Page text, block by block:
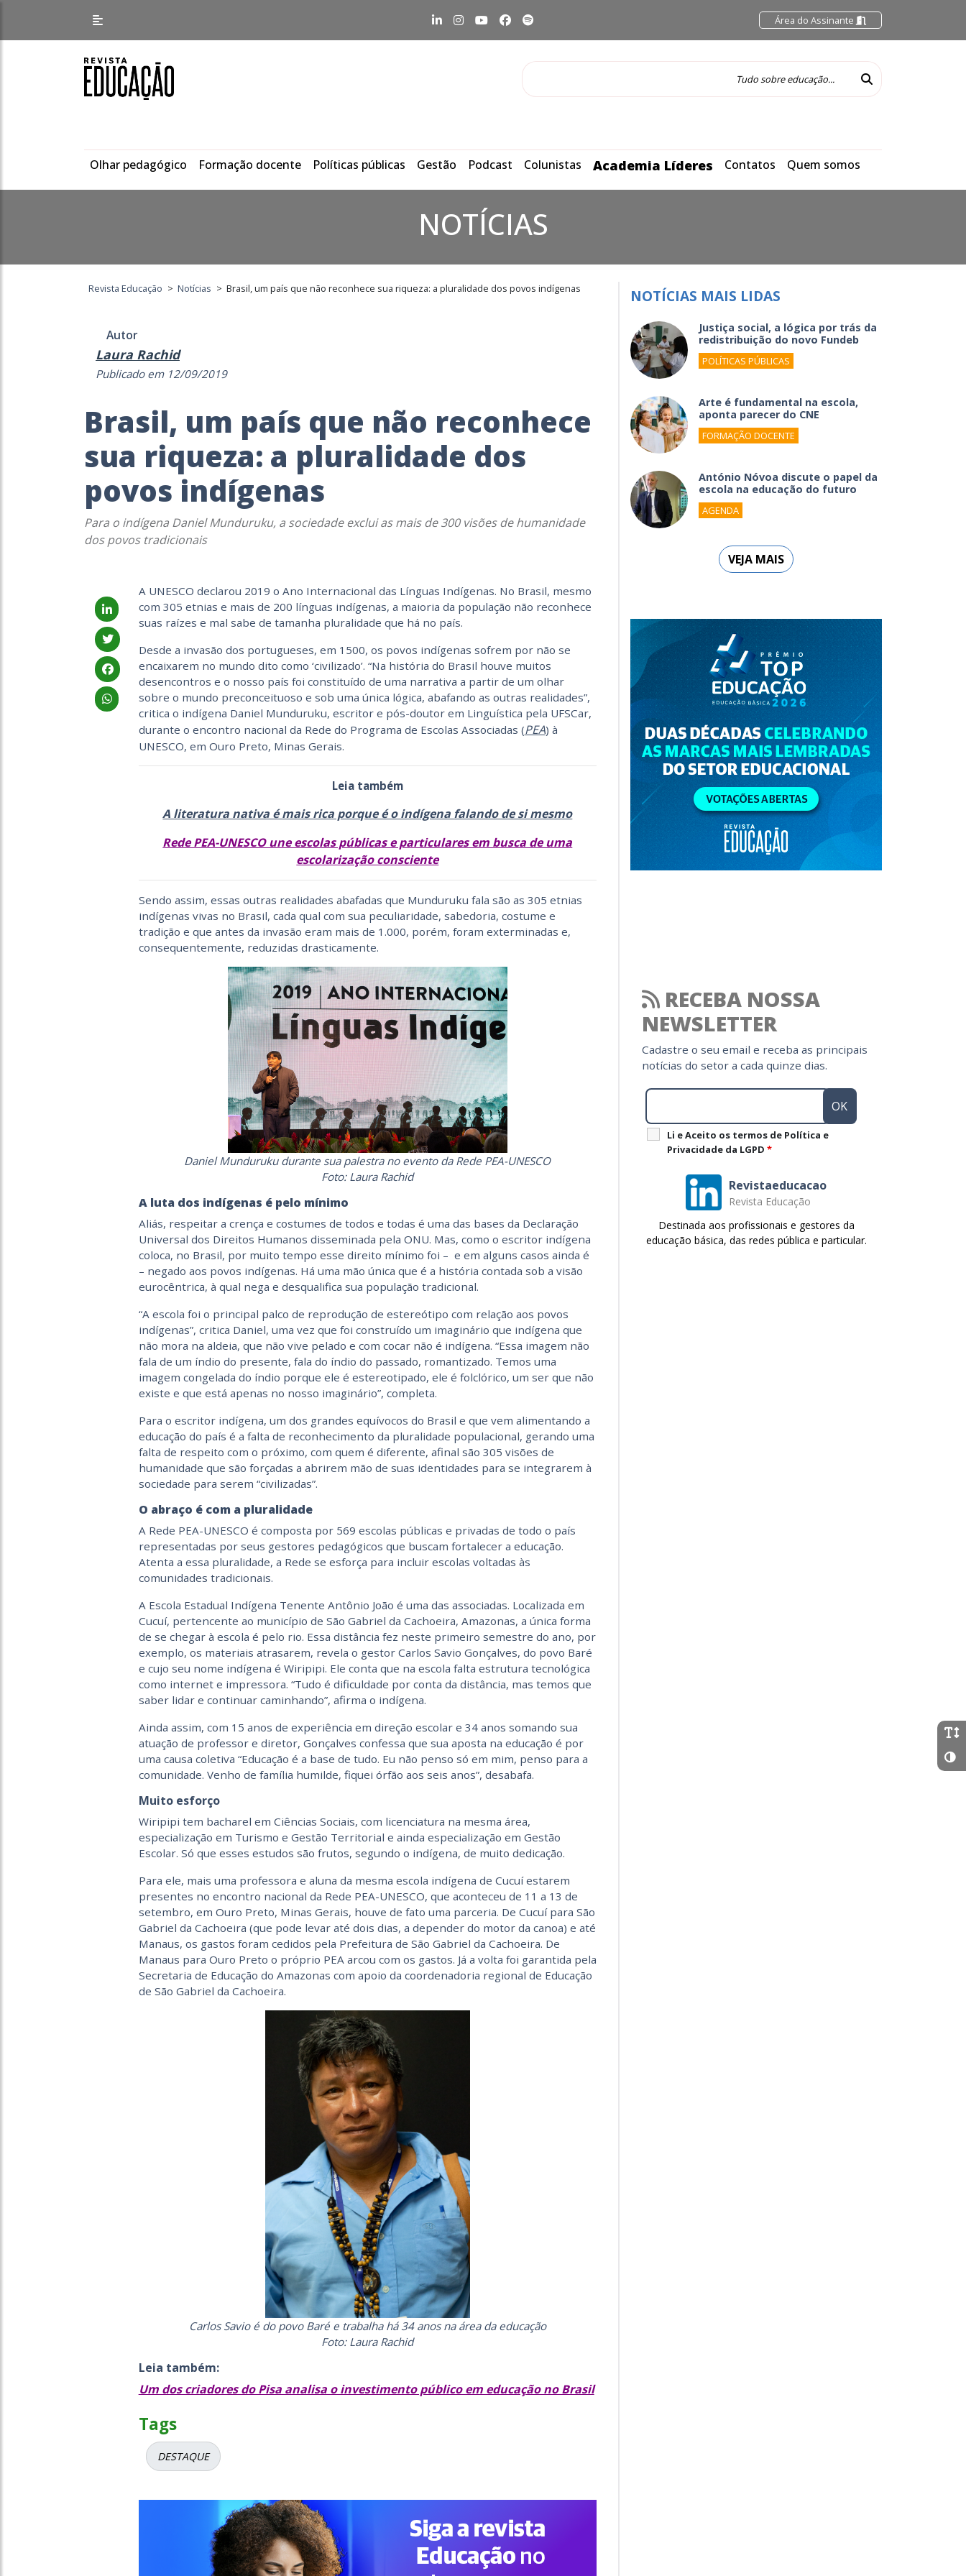
Área do Assinante
Olhar pedagógico Formação docente Políticas públicas Gestão Podcast Colunistas Academia Líderes Contatos Quem somos
NOTÍCIAS
Revista Educação > Notícias > Brasil, um país que não reconhece sua riqueza: a pluralidade dos povos indígenas
Autor
Laura Rachid
Publicado em 12/09/2019
Brasil, um país que não reconhece
sua riqueza: a pluralidade dos
povos indígenas
Para o indígena Daniel Munduruku, a sociedade exclui as mais de 300 visões de humanidade
dos povos tradicionais
A UNESCO declarou 2019 o Ano Internacional das Línguas Indígenas. No Brasil, mesmo
com 305 etnias e mais de 200 línguas indígenas, a maioria da população não reconhece
suas raízes e mal sabe de tamanha pluralidade que há no país.
Desde a invasão dos portugueses, em 1500, os povos indígenas sofrem por não se
encaixarem no mundo dito como ‘civilizado’. “Na história do Brasil houve muitos
desencontros e o nosso país foi constituído de uma narrativa a partir de um olhar
sobre o mundo preconceituoso e sob uma única lógica, abafando as outras realidades”,
critica o indígena Daniel Munduruku, escritor e pós-doutor em Linguística pela UFSCar,
durante o encontro nacional da Rede do Programa de Escolas Associadas (PEA) à
UNESCO, em Ouro Preto, Minas Gerais.
Leia também
A literatura nativa é mais rica porque é o indígena falando de si mesmo
Rede PEA-UNESCO une escolas públicas e particulares em busca de uma
escolarização consciente
Sendo assim, essas outras realidades abafadas que Munduruku fala são as 305 etnias
indígenas vivas no Brasil, cada qual com sua peculiaridade, sabedoria, costume e
tradição e que antes da invasão eram mais de 1.000, porém, foram exterminadas e,
consequentemente, reduzidas drasticamente.
Daniel Munduruku durante sua palestra no evento da Rede PEA-UNESCO
Foto: Laura Rachid
A luta dos indígenas é pelo mínimo
Aliás, respeitar a crença e costumes de todos e todas é uma das bases da Declaração
Universal dos Direitos Humanos disseminada pela ONU. Mas, como o escritor indígena
coloca, no Brasil, por muito tempo esse direito mínimo foi – e em alguns casos ainda é
– negado aos povos indígenas. Há uma mão única que é a história contada sob a visão
eurocêntrica, à qual nega e desqualifica sua população tradicional.
“A escola foi o principal palco de reprodução de estereótipo com relação aos povos
indígenas”, critica Daniel, uma vez que foi construído um imaginário que indígena que
não mora na aldeia, que não vive pelado e com cocar não é indígena. “Essa imagem não
fala de um índio do presente, fala do índio do passado, romantizado. Temos uma
imagem congelada do índio porque ele é estereotipado, ele é folclórico, um ser que não
existe e que está apenas no nosso imaginário”, completa.
Para o escritor indígena, um dos grandes equívocos do Brasil e que vem alimentando a
educação do país é a falta de reconhecimento da pluralidade populacional, gerando uma
falta de respeito com o próximo, com quem é diferente, afinal são 305 visões de
humanidade que são forçadas a abrirem mão de suas identidades para se integrarem à
sociedade para serem “civilizadas”.
O abraço é com a pluralidade
A Rede PEA-UNESCO é composta por 569 escolas públicas e privadas de todo o país
representadas por seus gestores pedagógicos que buscam fortalecer a educação.
Atenta a essa pluralidade, a Rede se esforça para incluir escolas voltadas às
comunidades tradicionais.
A Escola Estadual Indígena Tenente Antônio João é uma das associadas. Localizada em
Cucuí, pertencente ao município de São Gabriel da Cachoeira, Amazonas, a única forma
de se chegar à escola é pelo rio. Essa distância fez neste primeiro semestre do ano, por
exemplo, os materiais atrasarem, revela o gestor Carlos Savio Gonçalves, do povo Baré
e cujo seu nome indígena é Wiripipi. Ele conta que na escola falta estrutura tecnológica
como internet e impressora. “Tudo é dificuldade por conta da distância, mas temos que
saber lidar e continuar caminhando”, afirma o indígena.
Ainda assim, com 15 anos de experiência em direção escolar e 34 anos somando sua
atuação de professor e diretor, Gonçalves confessa que sua aposta na educação é por
uma causa coletiva “Educação é a base de tudo. Eu não penso só em mim, penso para a
comunidade. Venho de família humilde, fiquei órfão aos seis anos”, desabafa.
Muito esforço
Wiripipi tem bacharel em Ciências Sociais, com licenciatura na mesma área,
especialização em Turismo e Gestão Territorial e ainda especialização em Gestão
Escolar. Só que esses estudos são frutos, segundo o indígena, de muito dedicação.
Para ele, mais uma professora e aluna da mesma escola indígena de Cucuí estarem
presentes no encontro nacional da Rede PEA-UNESCO, que aconteceu de 11 a 13 de
setembro, em Ouro Preto, Minas Gerais, houve de fato uma parceria. De Cucuí para São
Gabriel da Cachoeira (que pode levar até dois dias, a depender do motor da canoa) e até
Manaus, os gastos foram cedidos pela Prefeitura de São Gabriel da Cachoeira. De
Manaus para Ouro Preto o próprio PEA arcou com os gastos. Já a volta foi garantida pela
Secretaria de Educação do Amazonas com apoio da coordenadoria regional de Educação
de São Gabriel da Cachoeira.
Carlos Savio é do povo Baré e trabalha há 34 anos na área da educação
Foto: Laura Rachid
Leia também:
Um dos criadores do Pisa analisa o investimento público em educação no Brasil
Tags
DESTAQUE
NOTÍCIAS MAIS LIDAS
Justiça social, a lógica por trás da
redistribuição do novo Fundeb
POLÍTICAS PÚBLICAS
Arte é fundamental na escola,
aponta parecer do CNE
FORMAÇÃO DOCENTE
António Nóvoa discute o papel da
escola na educação do futuro
AGENDA
VEJA MAIS
RECEBA NOSSA
NEWSLETTER
Cadastre o seu email e receba as principais
notícias do setor a cada quinze dias.
Li e Aceito os termos de Política e
Privacidade da LGPD *
Revistaeducacao
Revista Educação
Destinada aos profissionais e gestores da
educação básica, das redes pública e particular.